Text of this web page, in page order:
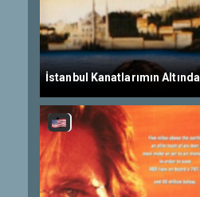
İstanbul Kanatlarımın Altında